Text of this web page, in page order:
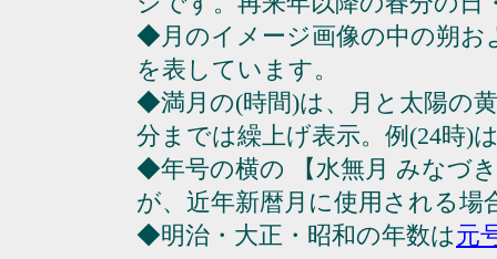
◆月のイメージ画像の中の朔
を表しています。
◆満月の(時間)は、月と太陽の
分までは繰上げ表示。例(24時)
◆年号の横の 【水無月 みなづ
が、近年新暦月に使用される場
◆明治・大正・昭和の年数は元